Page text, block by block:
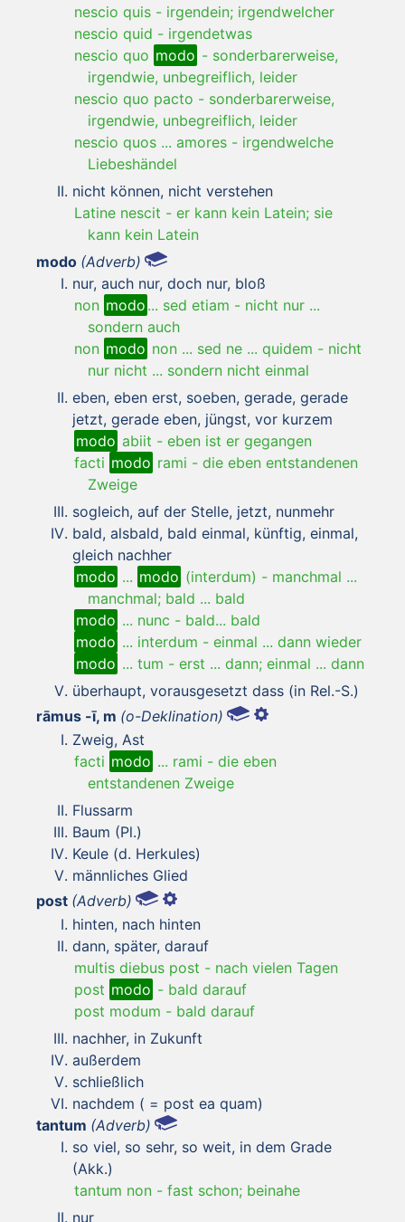
nescio quis - irgendein; irgendwelcher
nescio quid - irgendetwas
nescio quo modo - sonderbarerweise,
irgendwie, unbegreiflich, leider
nescio quo pacto - sonderbarerweise,
irgendwie, unbegreiflich, leider
nescio quos ... amores - irgendwelche
Liebeshändel
nicht können, nicht verstehen
Latine nescit - er kann kein Latein; sie
kann kein Latein
modo (Adverb)
nur, auch nur, doch nur, bloß
non modo ... sed etiam - nicht nur ...
sondern auch
non modo non ... sed ne ... quidem - nicht
nur nicht ... sondern nicht einmal
eben, eben erst, soeben, gerade, gerade
jetzt, gerade eben, jüngst, vor kurzem
modo abiit - eben ist er gegangen
facti modo rami - die eben entstandenen
Zweige
sogleich, auf der Stelle, jetzt, nunmehr
bald, alsbald, bald einmal, künftig, einmal,
gleich nachher
modo ... modo (interdum) - manchmal ...
manchmal; bald ... bald
modo ... nunc - bald... bald
modo ... interdum - einmal ... dann wieder
modo ... tum - erst ... dann; einmal ... dann
überhaupt, vorausgesetzt dass (in Rel.-S.)
rāmus -ī, m (o-Deklination)
Zweig, Ast
facti modo ... rami - die eben
entstandenen Zweige
Flussarm
Baum (Pl.)
Keule (d. Herkules)
männliches Glied
post (Adverb)
hinten, nach hinten
dann, später, darauf
multis diebus post - nach vielen Tagen
post modo - bald darauf
post modum - bald darauf
nachher, in Zukunft
außerdem
schließlich
nachdem ( = post ea quam)
tantum (Adverb)
so viel, so sehr, so weit, in dem Grade
(Akk.)
tantum non - fast schon; beinahe
nur